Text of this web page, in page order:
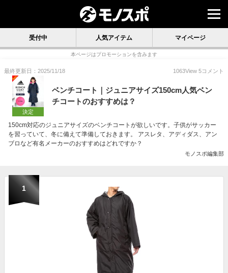
受付中 人気アイテム マイページ
本ページはプロモーションを含みます
最終更新日：2025/11/18 1063View 5コメント
決定
ベンチコート｜ジュニアサイズ150cm人気ベン
チコートのおすすめは？
150cm対応のジュニアサイズのベンチコートが欲しいです。子供がサッカー
を習っていて、冬に備えて準備しておきます。 アスレタ、アディダス、アン
ブロなど有名メーカーのおすすめはどれですか？
モノスポ編集部
1